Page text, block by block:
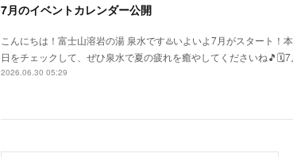
7月のイベントカレンダー公開
こんにちは！富士山溶岩の湯 泉水です♨️いよいよ7月がスタート！
日をチェックして、ぜひ泉水で夏の疲れを癒やしてくださいね
2026.06.30 05:29